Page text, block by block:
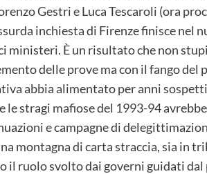
Gestri e Luca Tescaroli (ora
inchiesta di Firenze finisce nel
ministeri. È un risultato che non
delle prove ma con il fango del
abbia alimentato per anni
le stragi mafiose del 1993-94
e campagne di
montagna di carta straccia, sia in
ruolo svolto dai governi guidati dal